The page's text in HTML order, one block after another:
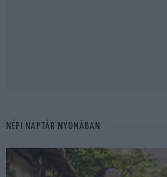
NÉPI NAPTÁR NYOMÁBAN